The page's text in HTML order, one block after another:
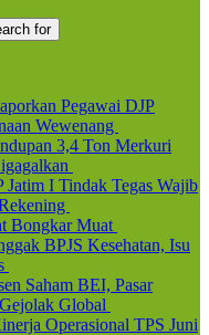
for
Pegawai DJP
Wewenang
3,4 Ton Merkuri
I Tindak Tegas Wajib
Bongkar Muat
BPJS Kesehatan, Isu
Saham BEI, Pasar
Global
Operasional TPS Juni